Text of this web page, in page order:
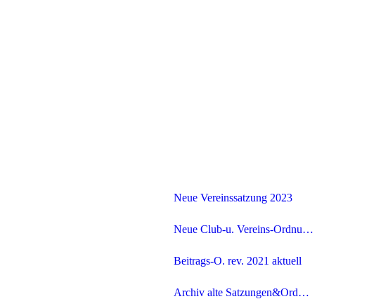
Neue Vereinssatzung 2023
Neue Club-u. Vereins-Ordnung v. 15.06/2020
Beitrags-O. rev. 2021 aktuell
Archiv alte Satzungen&Ordnungen